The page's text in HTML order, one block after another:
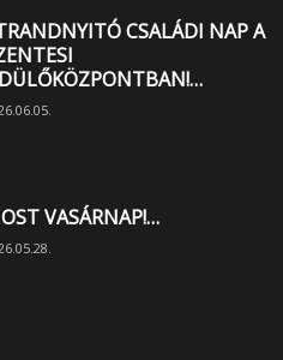
CSALÁDI NAP A
VASÁRNAP!…